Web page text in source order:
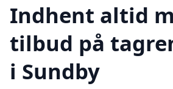
Indhent altid
tilbud på
i Sundby